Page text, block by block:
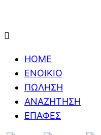
HOME
ΕΝΟΙΚΙΟ
ΠΩΛΗΣΗ
ΑΝΑΖΗΤΗΣΗ
ΕΠΑΦΕΣ